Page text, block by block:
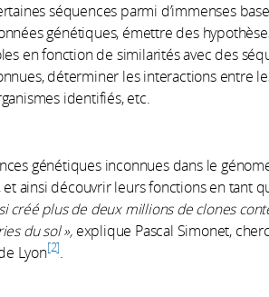
séquences parmi d’immenses
génétiques, émettre des
en fonction de similarités avec des
déterminer les interactions entre
identifiés, etc.
génétiques inconnues dans le
et ainsi découvrir leurs fonctions en tant
créé plus de deux millions de clones
du sol », explique Pascal Simonet,
Lyon 2 .